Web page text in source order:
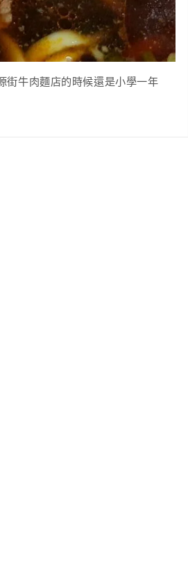
街牛肉麵店的時候還是小學一年